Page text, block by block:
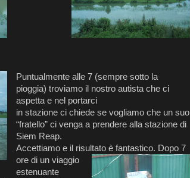
Puntualmente alle 7 (sempre sotto la
pioggia) troviamo il nostro autista che ci
aspetta e nel portarci
in stazione ci chiede se vogliamo che un suo
“fratello” ci venga a prendere alla stazione di
Siem Reap.
Accettiamo e il risultato è fantastico. Dopo 7
ore di un viaggio
estenuante